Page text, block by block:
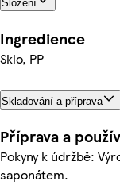
Složení
Ingredience
Sklo, PP
Skladování a příprava
Příprava a
Pokyny k údržbě:
saponátem.